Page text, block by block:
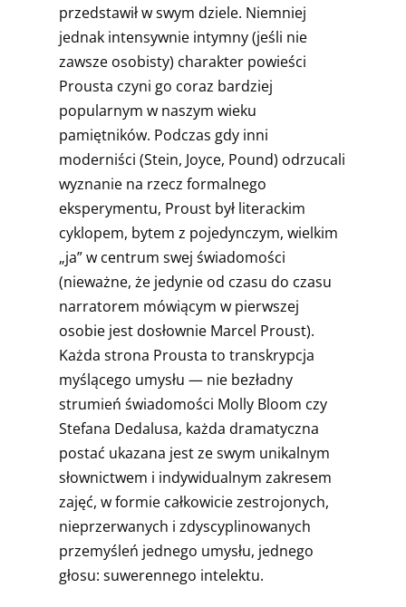
przedstawił w swym dziele. Niemniej
jednak intensywnie intymny (jeśli nie
zawsze osobisty) charakter powieści
Prousta czyni go coraz bardziej
popularnym w naszym wieku
pamiętników. Podczas gdy inni
moderniści (Stein, Joyce, Pound) odrzucali
wyznanie na rzecz formalnego
eksperymentu, Proust był literackim
cyklopem, bytem z pojedynczym, wielkim
„ja” w centrum swej świadomości
(nieważne, że jedynie od czasu do czasu
narratorem mówiącym w pierwszej
osobie jest dosłownie Marcel Proust).
Każda strona Prousta to transkrypcja
myślącego umysłu — nie bezładny
strumień świadomości Molly Bloom czy
Stefana Dedalusa, każda dramatyczna
postać ukazana jest ze swym unikalnym
słownictwem i indywidualnym zakresem
zajęć, w formie całkowicie zestrojonych,
nieprzerwanych i zdyscyplinowanych
przemyśleń jednego umysłu, jednego
głosu: suwerennego intelektu.